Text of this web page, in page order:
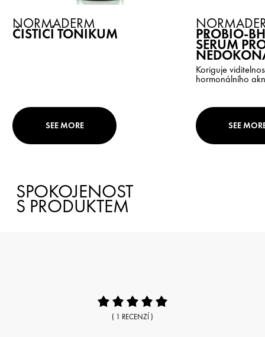
NORMADERM
ČISTICÍ TONIKUM
SEE MORE
PROBIO-
SÉRUM
Koriguje
hormonálního
SEE
SPOKOJENOST
S PRODUKTEM
( 1 RECENZÍ )